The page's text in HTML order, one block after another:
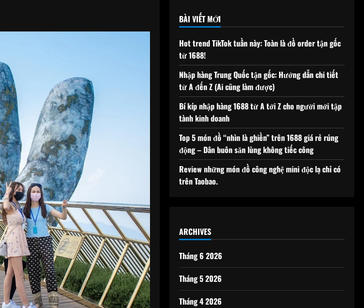
BÀI VIẾT MỚI
Hot trend TikTok tuần này: Toàn là đồ order tận gốc
từ 1688!
Nhập hàng Trung Quốc tận gốc: Hướng dẫn chi tiết
từ A đến Z (Ai cũng làm được)
Bí kíp nhập hàng 1688 từ A tới Z cho người mới tập
tành kinh doanh
Top 5 món đồ “nhìn là ghiền” trên 1688 giá rẻ rúng
động – Dân buôn săn lùng không tiếc công
Review những món đồ công nghệ mini độc lạ chỉ có
trên Taobao.
ARCHIVES
Tháng 6 2026
Tháng 5 2026
Tháng 4 2026